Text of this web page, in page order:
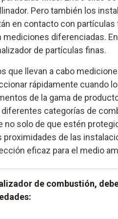
Pero también los
en contacto con partículas
mediciones diferenciadas.
de partículas finas.
que llevan a cabo
rápidamente cuando
de la gama de
categorías de
no solo de que estén
proximidades de las
eficaz para el medio
de combustión,